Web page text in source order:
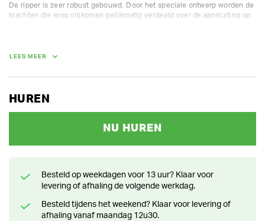
De ripper is zeer robust gebouwd. Door het speciale ontwerp worden de
krachten die erop vrijkomen gelijkmatig verdeeld over de aansluiting op
Lengte: 65 cm
90.00 kg
LEES MEER
HUREN
NU HUREN
Besteld op weekdagen voor 13 uur? Klaar voor
levering of afhaling de volgende werkdag.
Besteld tijdens het weekend? Klaar voor levering of
afhaling vanaf maandag 12u30.